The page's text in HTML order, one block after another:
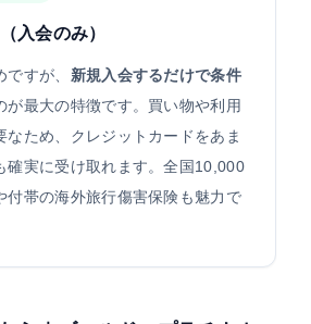
入会のみ）
すが、 新規入会するだけで条件
が最大の特徴です。買い物や利用
なため、クレジットカードをあま
確実に受け取れます。全国10,000
付帯の海外旅行傷害保険も魅力で